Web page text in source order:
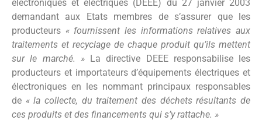
électroniques et électriques (DEEE) du 27 janvier 2003
demandant aux Etats membres de s’assurer que les
producteurs « fournissent les informations relatives aux
traitements et recyclage de chaque produit qu’ils mettent
sur le marché. »La directive DEEE responsabilise les
producteurs et importateurs d’équipements électriques et
électroniques en les nommant principaux responsables
de « la collecte, du traitement des déchets résultants de
ces produits et des financements qui s’y rattache. »